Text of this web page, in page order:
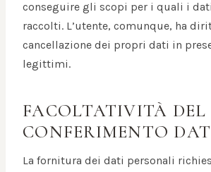
conseguire gli scopi per i quali i
raccolti. L’utente, comunque, ha
cancellazione dei propri dati in
legittimi.
FACOLTATIVITÀ DEL
CONFERIMENTO
La fornitura dei dati personali